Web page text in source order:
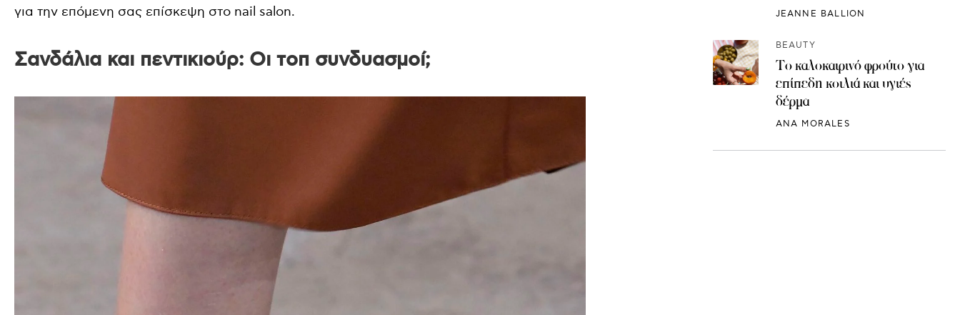
για την επόμενη σας επίσκεψη στο nail salon.
Σανδάλια και πεντικιούρ: Οι τοπ συνδυασμοί;
JEANNE BALLION
BEAUTY
Το καλοκαιρινό φρούτο για
επίπεδη κοιλιά και υγιές
δέρμα
ANA MORALES